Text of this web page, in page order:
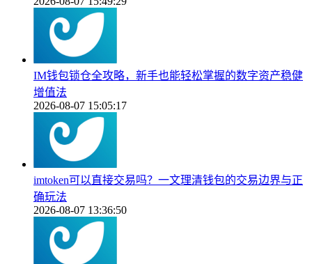
IM钱包锁仓全攻略，新手也能轻松掌握的数字资产稳健
增值法
2026-08-07 15:05:17
imtoken可以直接交易吗？一文理清钱包的交易边界与正
确玩法
2026-08-07 13:36:50